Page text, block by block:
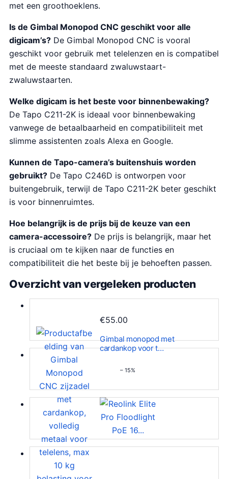
met een groothoeklens.
Is de Gimbal Monopod CNC geschikt voor alle
digicam’s? De Gimbal Monopod CNC is vooral
geschikt voor gebruik met telelenzen en is compatibel
met de meeste standaard zwaluwstaart-
zwaluwstaarten.
Welke digicam is het beste voor binnenbewaking?
De Tapo C211-2K is ideaal voor binnenbewaking
vanwege de betaalbaarheid en compatibiliteit met
slimme assistenten zoals Alexa en Google.
Kunnen de Tapo-camera’s buitenshuis worden
gebruikt? De Tapo C246D is ontworpen voor
buitengebruik, terwijl de Tapo C211-2K beter geschikt
is voor binnenruimtes.
Hoe belangrijk is de prijs bij de keuze van een
camera-accessoire? De prijs is belangrijk, maar het
is cruciaal om te kijken naar de functies en
compatibiliteit die het beste bij je behoeften passen.
Overzicht van vergeleken producten
€55.00
Gimbal monopod met
cardankop voor t…
– 15%